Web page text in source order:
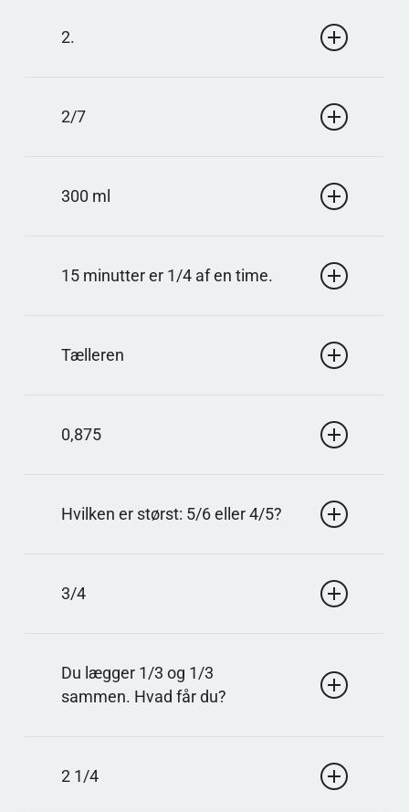
At finde 3/4 af 12 er 12 divideret med 4 gange 3.
12/4 = 3, og 3·3 = 9.
2.
gange med den omvendte. 1/2 ÷ 1/4 = 1/2 · 4/1 =
2/7
Når tællerne er ens, er brøken med den største
nævner den mindste. Delene bliver mindre, når
300 ml
1 liter er 1000 ml. 3/10 af 1000 er 300, fordi 1000
divideret med 10 er 100 og 100 gange 3 er 300.
15 minutter er 1/4 af en time.
15 ud af 60 er 15/60. Forkort ved at dividere tæller
og nævner med 15, så bliver det 1/4.
Tælleren
Tælleren viser antallet dele, du tager eller har. Den
står øverst og siger sammen med nævneren, hvor
0,875
Del 7 af 8. 7/8 = 0,875, hvilket betyder, at brøken
ligger lidt under 1 hel.
Hvilken er størst: 5/6 eller 4/5?
Find fællesnævneren 30. 5/6 bliver 25/30 og 4/5
bliver 24/30, så 25/30 er størst.
3/4
Både 12 og 16 kan deles med 4. Så bliver 12/16 til
3/4, som ikke kan forkortes mere med heltal.
Du lægger 1/3 og 1/3
sammen. Hvad får du?
sammen. 1/3 + 1/3 = 2/3, hvilket stadig er mindre
2 1/4